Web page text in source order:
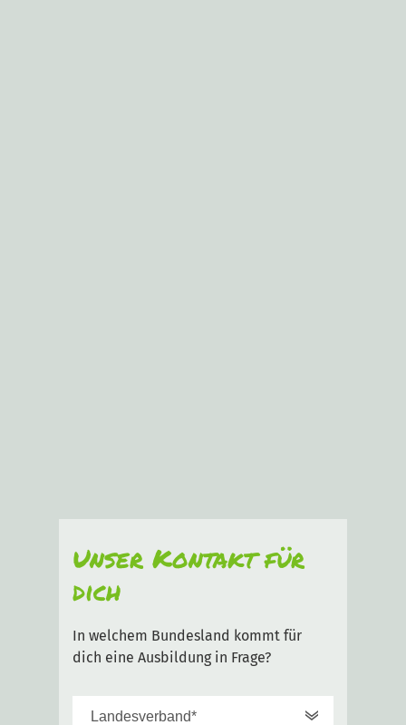
Unser Kontakt für
dich
In welchem Bundesland kommt für
dich eine Ausbildung in Frage?